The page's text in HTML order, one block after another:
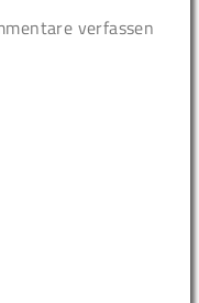
verfassen